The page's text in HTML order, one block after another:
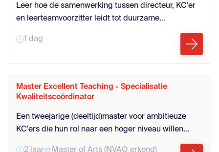
Leer hoe de samenwerking tussen directeur, KC’er
en leerteamvoorzitter leidt tot duurzame
gedeelde verantwoordelijkheid en leiderschap.
Deze dag biedt inzichten én praktische handvatten.
1 dag
Master Excellent Teaching - Specialisatie
Kwaliteitscoördinator
Een tweejarige (deeltijd)master voor ambitieuze
KC'ers die hun rol naar een hoger niveau willen
tillen. Dit programma biedt verdieping en versterkt
2 jaar Master of Arts (NVAO erkend)